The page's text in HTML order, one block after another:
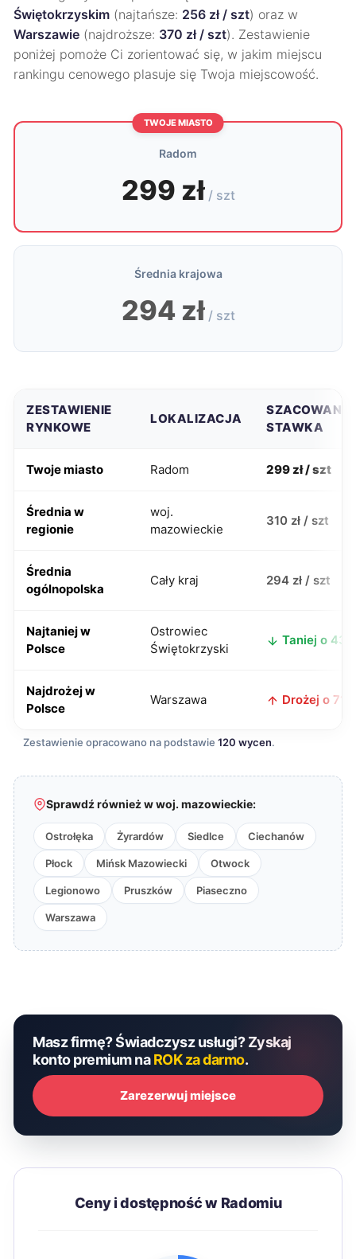
Świętokrzyskim (najtańsze: 256 zł / szt) oraz w
Warszawie (najdroższe: 370 zł / szt). Zestawienie
poniżej pomoże Ci zorientować się, w jakim miejscu
rankingu cenowego plasuje się Twoja miejscowość.
TWOJE MIASTO
Radom
299 zł / szt
Średnia krajowa
294 zł / szt
ZESTAWIENIE
RYNKOWE
LOKALIZACJA
SZACOWANA
STAWKA
Twoje miasto Radom 299 zł / szt
Średnia w
regionie
woj.
mazowieckie
310 zł / szt
Średnia
ogólnopolska
Cały kraj 294 zł / szt
Najtaniej w
Polsce
Ostrowiec
Świętokrzyski
Taniej o 43
Najdrożej w
Polsce
Warszawa Drożej o 71
Zestawienie opracowano na podstawie 120 wycen.
Sprawdź również w woj. mazowieckie:
Ostrołęka Żyrardów Siedlce Ciechanów
Płock Mińsk Mazowiecki Otwock
Legionowo Pruszków Piaseczno
Warszawa
Masz firmę? Świadczysz usługi? Zyskaj
konto premium naROK za darmo.
Zarezerwuj miejsce
Ceny i dostępność w Radomiu